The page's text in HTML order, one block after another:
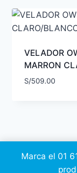
Marca el 01
VELADOR
MARRON
S/509.00